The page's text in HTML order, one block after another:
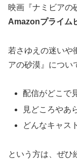
映画『ナミビアの
Amazonプライム
若さゆえの迷いや
アの砂漠』につい
配信がどこで
見どころやあ
どんなキャス
という方は、ぜひ